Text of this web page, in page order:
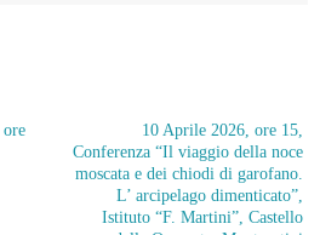
10 Aprile 2026, ore 15,
Conferenza “Il viaggio della noce
moscata e dei chiodi di garofano.
L’ arcipelago dimenticato”,
Istituto “F. Martini”, Castello